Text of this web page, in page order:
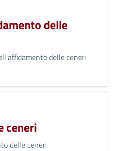
delle
delle ceneri
ceneri
delle ceneri